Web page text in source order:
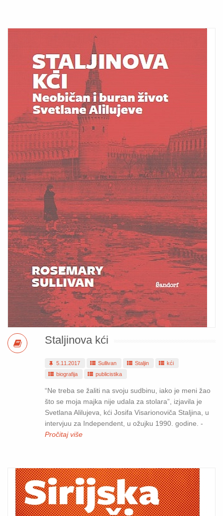
Staljinova kći
5.11.2017 Sullivan Staljin
kći
biografija
publicistika
“Ne treba se žaliti na svoju sudbinu, iako je meni žao
što se moja majka nije udala za stolara”, izjavila je
Svetlana Alilujeva, kći Josifa Visarionoviča Staljina, u
intervjuu za Independent, u ožujku 1990. godine. -
Pročitaj više